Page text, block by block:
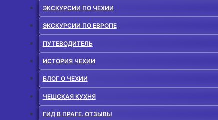
ЭКСКУРСИИ ПО ЧЕХИИ
ЭКСКУРСИИ ПО ЕВРОПЕ
ПУТЕВОДИТЕЛЬ
ИСТОРИЯ ЧЕХИИ
БЛОГ О ЧЕХИИ
ЧЕШСКАЯ КУХНЯ
ГИД В ПРАГЕ. ОТЗЫВЫ